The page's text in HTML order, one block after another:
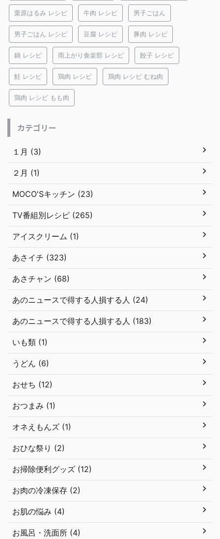
栗原はるみ レシピ 牛肉 レシピ 男子ごはん
男子ごはん レシピ 豆腐 レシピ 豚肉 レシピ
鍋 レシピ 雨上がり食楽部 レシピ 餃子 レシピ
鮭 レシピ 鶏肉 レシピ 鶏肉 レシピ むね肉
鶏肉 レシピ もも肉
カテゴリー
１月 (3)
２月 (1)
MOCO'Sキッチン (23)
TV番組別レシピ (265)
アイスクリーム (1)
あさイチ (323)
あさチャン (68)
あのニュースで得する人損する人 (24)
あのニュースで得する人損する人 (183)
いも類 (1)
うどん (6)
おせち (12)
おつまみ (1)
オネえもんズ (1)
おひな祭り (2)
お掃除便利グッズ (12)
お肉の冷凍保存 (2)
お肌の悩み (4)
お風呂・洗面所 (4)